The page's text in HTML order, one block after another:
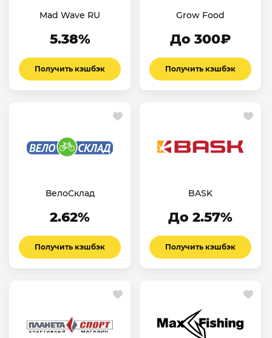
Mad Wave RU
5.38%
Получить кэшбэк
Grow Food
До 300₽
Получить кэшбэк
ВелоСклад
2.62%
Получить кэшбэк
BASK
До 2.57%
Получить кэшбэк